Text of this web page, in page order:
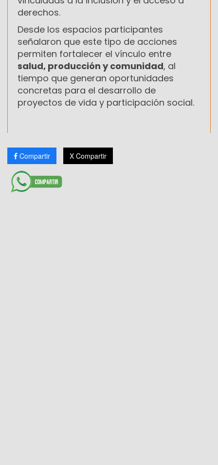
derechos.
Desde los espacios participantes
señalaron que este tipo de acciones
permiten fortalecer el vínculo entre
salud, producción y comunidad, al
tiempo que generan oportunidades
concretas para el desarrollo de
proyectos de vida y participación social.
Compartir X Compartir